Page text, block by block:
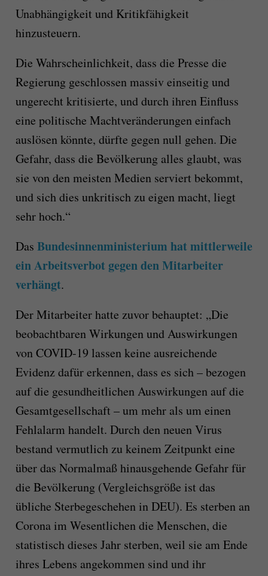
Unabhängigkeit und Kritikfähigkeit
hinzusteuern.
Die Wahrscheinlichkeit, dass die Presse die
Regierung geschlossen massiv einseitig und
ungerecht kritisierte, und durch ihren Einfluss
eine politische Machtveränderungen einfach
auslösen könnte, dürfte gegen null gehen. Die
Gefahr, dass die Bevölkerung alles glaubt, was
sie von den meisten Medien serviert bekommt,
und sich dies unkritisch zu eigen macht, liegt
sehr hoch.“
Das Bundesinnenministerium hat mittlerweile
ein Arbeitsverbot gegen den Mitarbeiter
verhängt.
Der Mitarbeiter hatte zuvor behauptet: „Die
beobachtbaren Wirkungen und Auswirkungen
von COVID-19 lassen keine ausreichende
Evidenz dafür erkennen, dass es sich – bezogen
auf die gesundheitlichen Auswirkungen auf die
Gesamtgesellschaft – um mehr als um einen
Fehlalarm handelt. Durch den neuen Virus
bestand vermutlich zu keinem Zeitpunkt eine
über das Normalmaß hinausgehende Gefahr für
die Bevölkerung (Vergleichsgröße ist das
übliche Sterbegeschehen in DEU). Es sterben an
Corona im Wesentlichen die Menschen, die
statistisch dieses Jahr sterben, weil sie am Ende
ihres Lebens angekommen sind und ihr